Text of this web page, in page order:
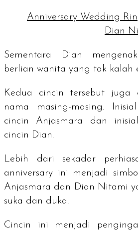
Anniversary Wedding
Dian
Sementara Dian
berlian wanita yang tak kalah
Kedua cincin tersebut juga
nama masing-masing.
cincin Anjasmara dan
cincin Dian.
Lebih dari sekadar
anniversary ini menjadi
Anjasmara dan Dian Nitami
suka dan duka.
Cincin ini menjadi